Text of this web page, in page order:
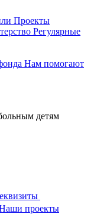
Проекты
Регулярные
Нам помогают
детям
проекты